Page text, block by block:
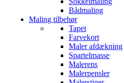
Bådmaling
Maling tilbehør
Tapet
Farvekort
Maler afdækning
Spartelmasse
Malerens
Malerpensler